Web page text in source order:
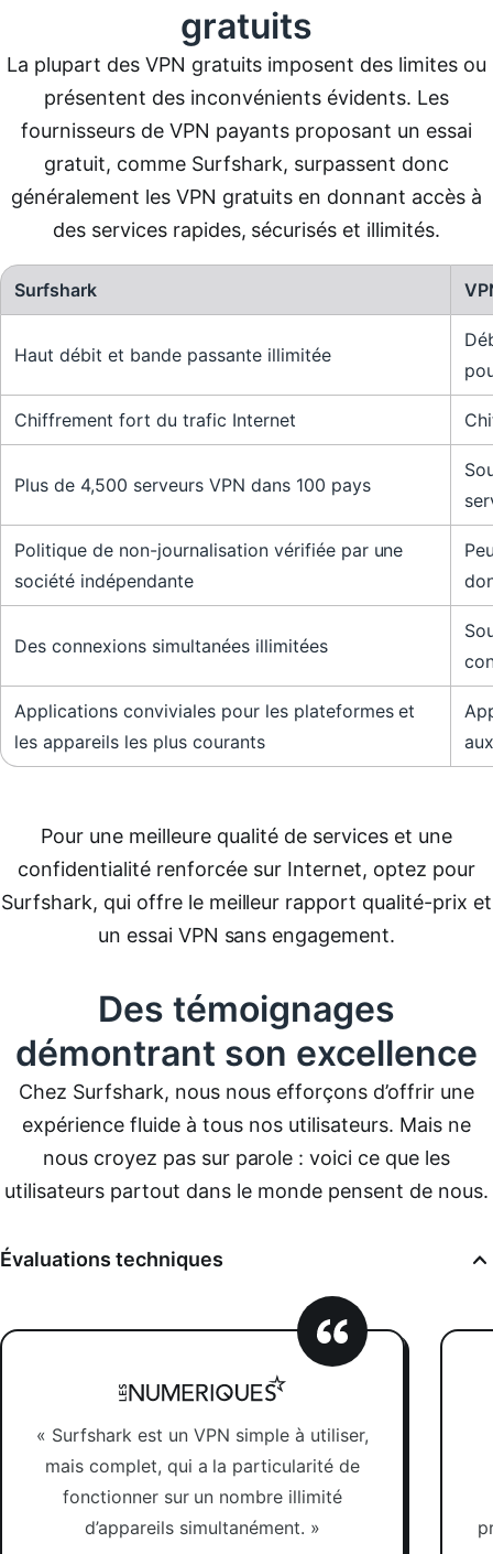
gratuits
La plupart des VPN gratuits imposent des limites ou
présentent des inconvénients évidents. Les
fournisseurs de VPN payants proposant un essai
gratuit, comme Surfshark, surpassent donc
généralement les VPN gratuits en donnant accès à
des services rapides, sécurisés et illimités.
Surfshark
Haut débit et bande passante illimitée
Chiffrement fort du trafic Internet
Plus de 4,500 serveurs VPN dans 100 pays
Politique de non-journalisation vérifiée par une
société indépendante
Des connexions simultanées illimitées
Applications conviviales pour les plateformes et
les appareils les plus courants
Pour une meilleure qualité de services et une
confidentialité renforcée sur Internet, optez pour
Surfshark, qui offre le meilleur rapport qualité-prix et
un essai VPN sans engagement.
Des témoignages
démontrant son excellence
Chez Surfshark, nous nous efforçons d’offrir une
expérience fluide à tous nos utilisateurs. Mais ne
nous croyez pas sur parole : voici ce que les
utilisateurs partout dans le monde pensent de nous.
Évaluations techniques
« Surfshark est un VPN simple à utiliser,
mais complet, qui a la particularité de
fonctionner sur un nombre illimité
d’appareils simultanément. »